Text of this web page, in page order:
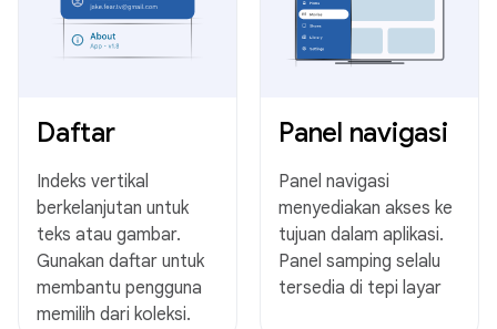
Daftar
Indeks vertikal
berkelanjutan untuk
teks atau gambar.
Gunakan daftar untuk
membantu pengguna
memilih dari koleksi.
Panel navigasi
Panel navigasi
menyediakan akses ke
tujuan dalam aplikasi.
Panel samping selalu
tersedia di tepi layar